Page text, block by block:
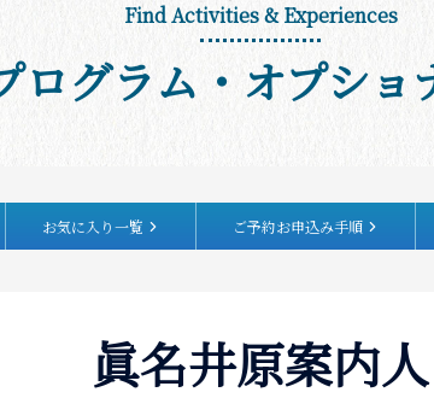
Find Activities & Experiences
ログラム・オプショ
お気に入り一覧 ご予約お申込み手順
眞名井原案内人